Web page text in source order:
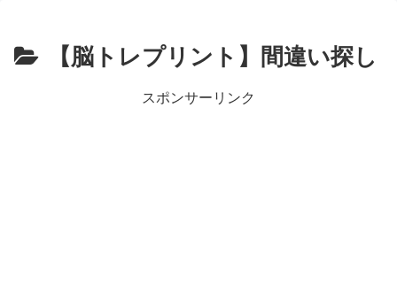
【脳トレプリント】間違い探し
スポンサーリンク